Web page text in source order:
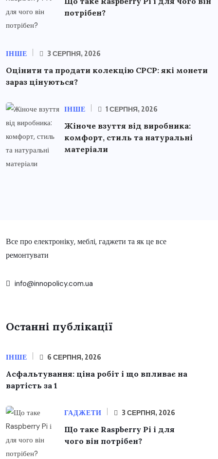
потрібен?
ІНШЕ 3 СЕРПНЯ, 2026
Оцінити та продати колекцію СРСР: які монети
зараз цінуються?
ІНШЕ 1 СЕРПНЯ, 2026
Жіноче взуття від виробника:
комфорт, стиль та натуральні
матеріали
Все про електроніку, меблі, гаджети та як це все
ремонтувати
info@innopolicy.com.ua
Останні публікації
ІНШЕ 6 СЕРПНЯ, 2026
Асфальтування: ціна робіт і що впливає на
вартість за 1
ГАДЖЕТИ 3 СЕРПНЯ, 2026
Що таке Raspberry Pi і для
чого він потрібен?